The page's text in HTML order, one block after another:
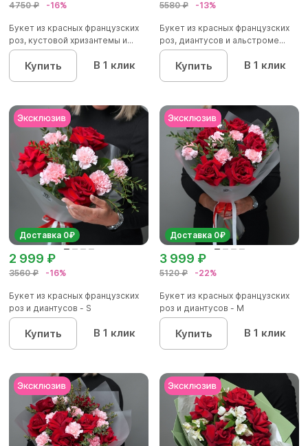
4750 ₽ -16%
Букет из красных французских
роз, кустовой хризантемы и...
Купить В 1 клик
5580 ₽ -13%
Букет из красных французских
роз, диантусов и альстроме...
Купить В 1 клик
Доставка 0₽
3560 ₽ -16%
2 999 ₽
Букет из красных французских
роз и диантусов - S
Купить В 1 клик
Доставка 0₽
5120 ₽ -22%
3 999 ₽
Букет из красных французских
роз и диантусов - M
Купить В 1 клик